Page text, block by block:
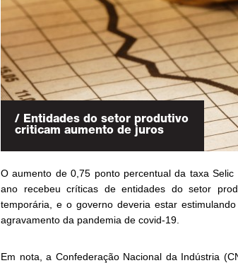
/ Entidades do setor produtivo
criticam aumento de juros
O aumento de 0,75 ponto percentual da taxa
ano recebeu críticas de entidades do setor
temporária, e o governo deveria estar
agravamento da pandemia de covid-19.
Em nota, a Confederação Nacional da Indústria